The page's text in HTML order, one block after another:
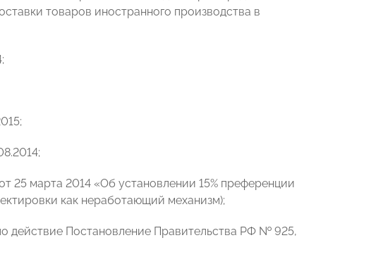
товаров иностранного производства в
25 марта 2014 «Об установлении 15% преференции
как неработающий механизм);
действие Постановление Правительства РФ № 925,